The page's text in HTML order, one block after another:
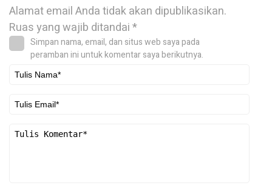
Alamat email Anda tidak akan dipublikasikan.
Ruas yang wajib ditandai*
Simpan nama, email, dan situs web saya pada
peramban ini untuk komentar saya berikutnya.